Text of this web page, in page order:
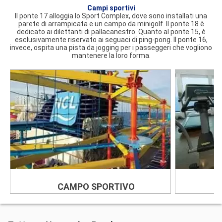
Campi sportivi
Il ponte 17 alloggia lo Sport Complex, dove sono installati una
parete di arrampicata e un campo da minigolf. Il ponte 18 è
dedicato ai dilettanti di pallacanestro. Quanto al ponte 15, è
esclusivamente riservato ai seguaci di ping-pong. Il ponte 16,
invece, ospita una pista da jogging per i passeggeri che vogliono
mantenere la loro forma.
CAMPO SPORTIVO